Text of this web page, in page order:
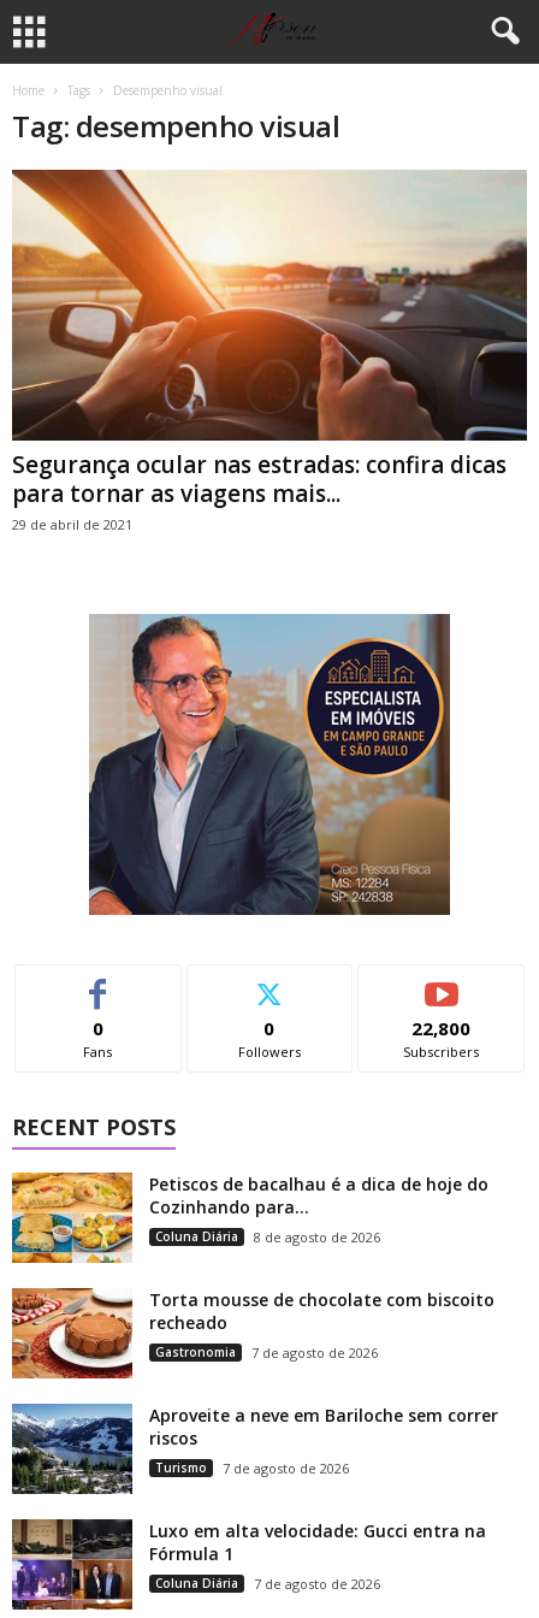
Home Tags Desempenho visual
Tag: desempenho visual
Segurança ocular nas estradas: confira dicas
para tornar as viagens mais...
29 de abril de 2021
0
Fans
0
Followers
22,800
Subscribers
RECENT POSTS
Petiscos de bacalhau é a dica de hoje do
Cozinhando para...
Coluna Diária 8 de agosto de 2026
Torta mousse de chocolate com biscoito
recheado
Gastronomia 7 de agosto de 2026
Aproveite a neve em Bariloche sem correr
riscos
Turismo 7 de agosto de 2026
Luxo em alta velocidade: Gucci entra na
Fórmula 1
Coluna Diária 7 de agosto de 2026